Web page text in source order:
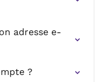
adresse e-
?